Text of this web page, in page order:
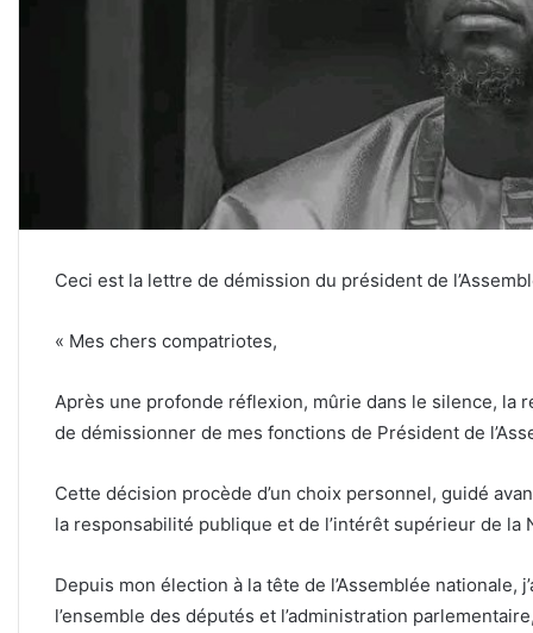
Ceci est la lettre de démission du président de
« Mes chers compatriotes,
Après une profonde réflexion, mûrie dans le silence, la
de démissionner de mes fonctions de Président de
Cette décision procède d’un choix personnel, guidé
la responsabilité publique et de l’intérêt supérieur de la
Depuis mon élection à la tête de l’Assemblée nationale,
l’ensemble des députés et l’administration